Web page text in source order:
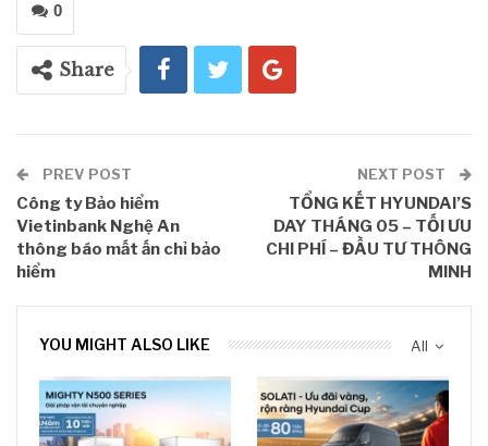
0
Share
PREV POST
Công ty Bảo hiểm
Vietinbank Nghệ An
thông báo mất ấn chỉ bảo
hiểm
NEXT POST
TỔNG KẾT HYUNDAI’S
DAY THÁNG 05 – TỐI ƯU
CHI PHÍ – ĐẦU TƯ THÔNG
MINH
All
YOU MIGHT ALSO LIKE